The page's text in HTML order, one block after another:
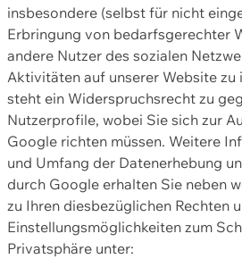
insbesondere (selbst für nicht
Erbringung von bedarfsgerechter
andere Nutzer des sozialen
Aktivitäten auf unserer Website zu
steht ein Widerspruchsrecht zu
Nutzerprofile, wobei Sie sich zur
Google richten müssen. Weitere
und Umfang der Datenerhebung
durch Google erhalten Sie neben
zu Ihren diesbezüglichen Rechten
Einstellungsmöglichkeiten zum
Privatsphäre unter: